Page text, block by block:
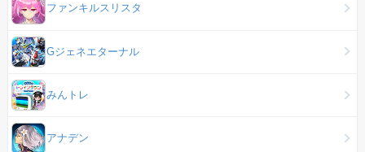
ファンキルスリスタ
Gジェネエターナル
みんトレ
アナデン